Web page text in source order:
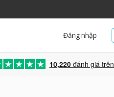
Đăng nhập
10,220 đánh giá trên